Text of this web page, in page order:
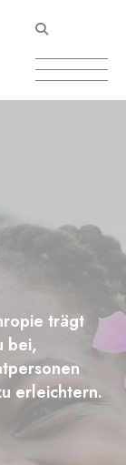
trägt
bei,
erleichtern.